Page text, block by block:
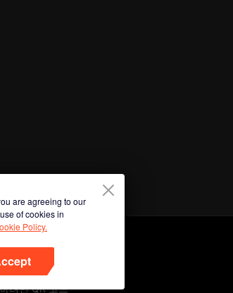
are agreeing to our
of cookies in
Policy.
려면 QR 코드